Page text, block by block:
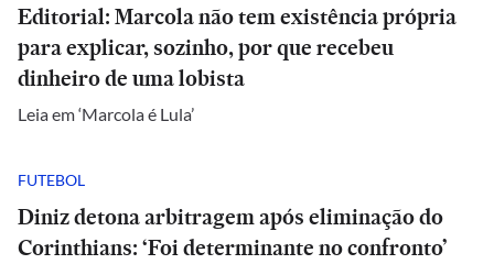
Editorial: Marcola não tem existência própria
para explicar, sozinho, por que recebeu
dinheiro de uma lobista
Leia em ‘Marcola é Lula’
FUTEBOL
Diniz detona arbitragem após eliminação do
Corinthians: ‘Foi determinante no confronto’